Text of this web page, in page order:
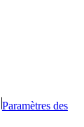
Paramètres des